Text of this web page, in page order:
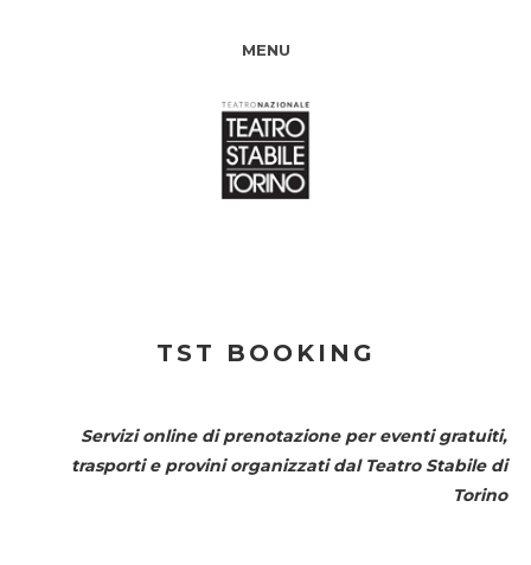
MENU
TST BOOKING
Servizi online di prenotazione per eventi gratuiti,
trasporti e provini organizzati dal Teatro Stabile di
Torino